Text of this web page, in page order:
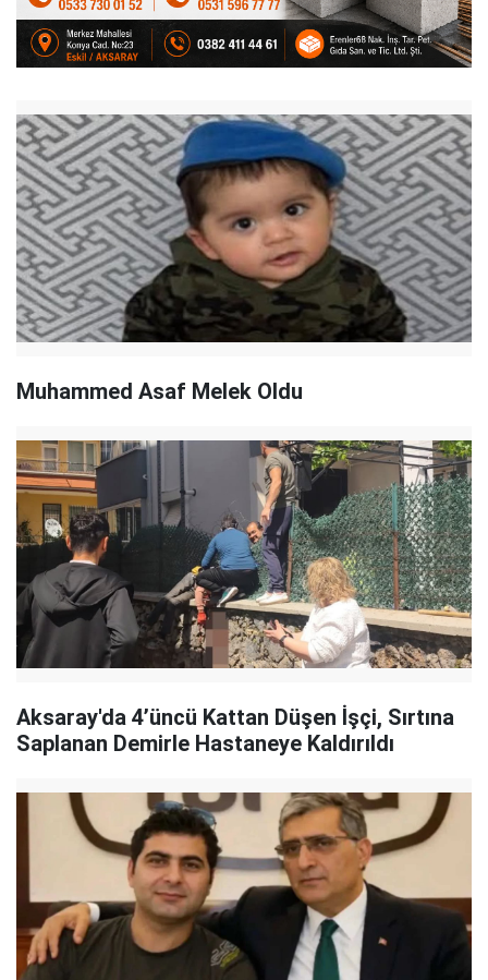
Muhammed Asaf Melek Oldu
Aksaray'da 4’üncü Kattan Düşen İşçi, Sırtına
Saplanan Demirle Hastaneye Kaldırıldı